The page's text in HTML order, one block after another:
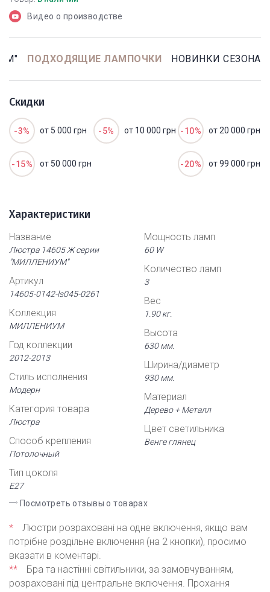
Видео о производстве
ПОДХОДЯЩИЕ ЛАМПОЧКИ НОВИНКИ СЕЗОНА
Скидки
-3% от 5 000 грн -5% от 10 000 грн -10% от 20 000 грн
-15% от 50 000 грн -20% от 99 000 грн
Характеристики
Название
Люстра 14605 Ж серии
"МИЛЛЕНИУМ"
Артикул
14605-0142-ls045-0261
Коллекция
МИЛЛЕНИУМ
Год коллекции
2012-2013
Стиль исполнения
Модерн
Категория товара
Люстра
Способ крепления
Потолочный
Тип цоколя
Е27
Мощность ламп
60 W
Количество ламп
3
Вес
1.90 кг.
Высота
630 мм.
Ширина/диаметр
930 мм.
Материал
Дерево + Металл
Цвет светильника
Венге глянец
Посмотреть отзывы о товарах
*
Люстри розраховані на одне включення, якщо вам
потрібне роздільне включення (на 2 кнопки), просимо
вказати в коментарі.
**
Бра та настінні світильники, за замовчуванням,
розраховані під центральне включення. Прохання